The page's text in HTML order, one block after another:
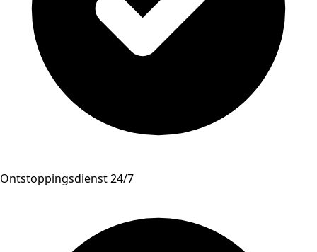
Ontstoppingsdienst 24/7